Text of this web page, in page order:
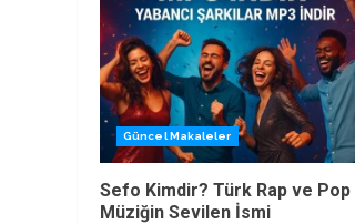
Güncel Makaleler
Sefo Kimdir? Türk Rap ve Pop
Müziğin Sevilen İsmi